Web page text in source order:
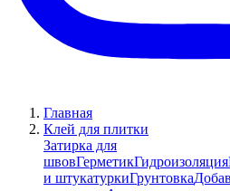
Главная
Клей для плитки
Затирка для
швовГерметикГидроизоляция
и штукатуркиГрунтовка